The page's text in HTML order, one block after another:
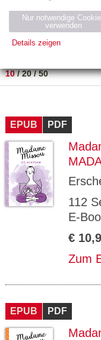
PREIS
10/20/50
EPUB PDF
112
E-
€
Zum
EPUB PDF
Nur notwendige
verwenden
Details zeigen
Name Zweck
ESSION
_ID
verlag.
de
GV_CO
OKIES
gabal-